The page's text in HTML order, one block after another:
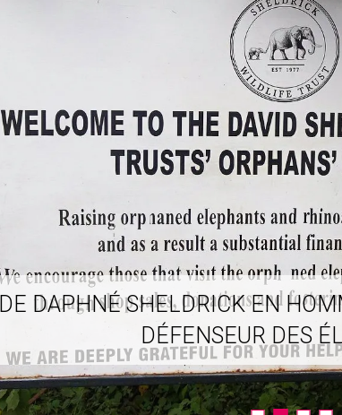
DAPHNÉ SHELDRICK EN
DÉFENSEUR DES